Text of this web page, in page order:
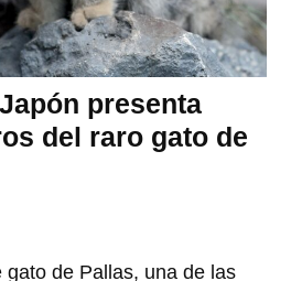
presenta
del raro gato de
gato de Pallas, una de las